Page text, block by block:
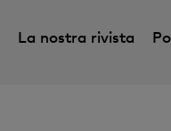
La nostra rivista